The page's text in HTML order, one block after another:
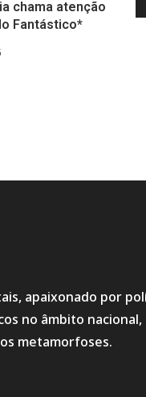
chama atenção
Fantástico*
apaixonado por
no âmbito
metamorfoses.